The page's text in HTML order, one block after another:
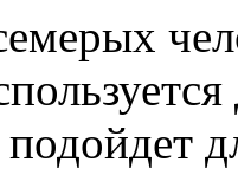
подойдет